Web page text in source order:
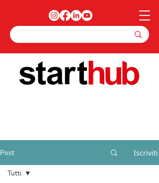
Post Iscriviti
Tutti